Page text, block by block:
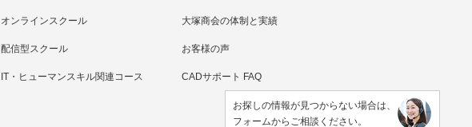
お探しの情報が見つからない場合は、
フォームからご相談ください。
オンラインスクール
配信型スクール
IT・ヒューマンスキル関連コース
大塚商会の体制と実績
お客様の声
CADサポート FAQ